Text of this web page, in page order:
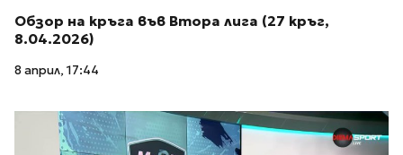
Обзор на кръга във Втора лига (27 кръг,
8.04.2026)
8 април, 17:44